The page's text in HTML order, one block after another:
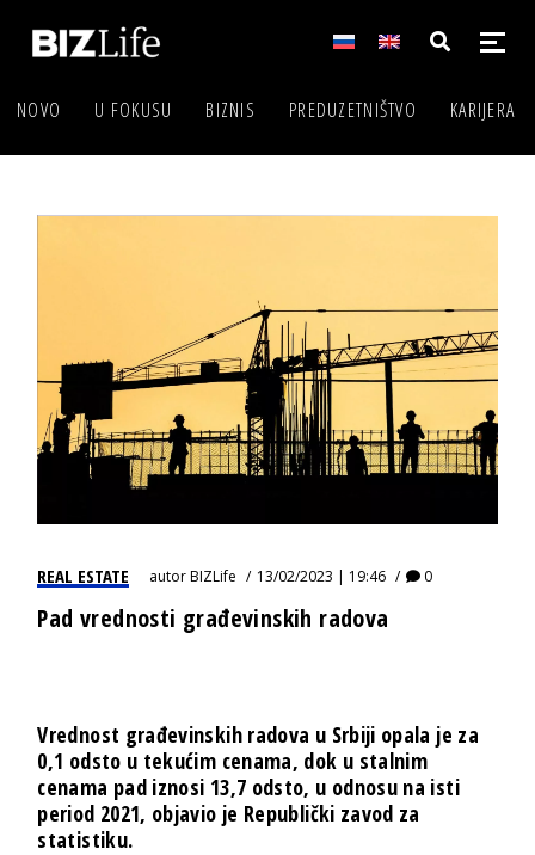
NOVO U FOKUSU BIZNIS PREDUZETNIŠTVO KARIJERA
REAL ESTATE autorBIZLife 13/02/2023 | 19:46 0
Pad vrednosti građevinskih radova
Vrednost građevinskih radova u Srbiji opala je za
0,1 odsto u tekućim cenama, dok u stalnim
cenama pad iznosi 13,7 odsto, u odnosu na isti
period 2021, objavio je Republički zavod za
statistiku.